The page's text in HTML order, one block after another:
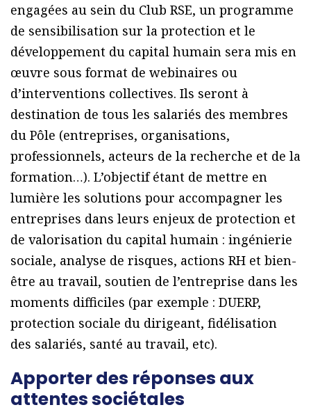
engagées au sein du Club RSE, un programme
de sensibilisation sur la protection et le
développement du capital humain sera mis en
œuvre sous format de webinaires ou
d’interventions collectives. Ils seront à
destination de tous les salariés des membres
du Pôle (entreprises, organisations,
professionnels, acteurs de la recherche et de la
formation…). L’objectif étant de mettre en
lumière les solutions pour accompagner les
entreprises dans leurs enjeux de protection et
de valorisation du capital humain : ingénierie
sociale, analyse de risques, actions RH et bien-
être au travail, soutien de l’entreprise dans les
moments difficiles (par exemple : DUERP,
protection sociale du dirigeant, fidélisation
des salariés, santé au travail, etc).
Apporter des réponses aux
attentes sociétales